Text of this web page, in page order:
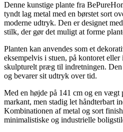
Denne kunstige plante fra
tyndt lag metal med en børstet sort
moderne udtryk. Den er designet
stilk, der gør det muligt at forme
Planten kan anvendes som et
eksempelvis i stuen, på kontoret
skulpturelt præg til indretningen.
og bevarer sit udtryk over tid.
Med en højde på 141 cm og en vægt
markant, men stadig let håndterbart
Kombinationen af metal og sort
minimalistiske og industrielle